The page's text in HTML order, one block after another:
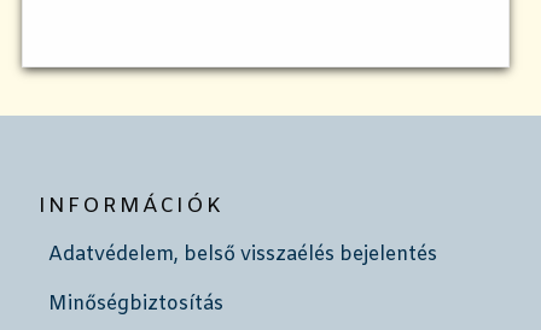
INFORMÁCIÓK
Adatvédelem, belső visszaélés bejelentés
Minőségbiztosítás